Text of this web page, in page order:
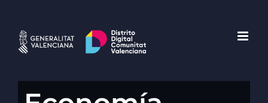
contenido